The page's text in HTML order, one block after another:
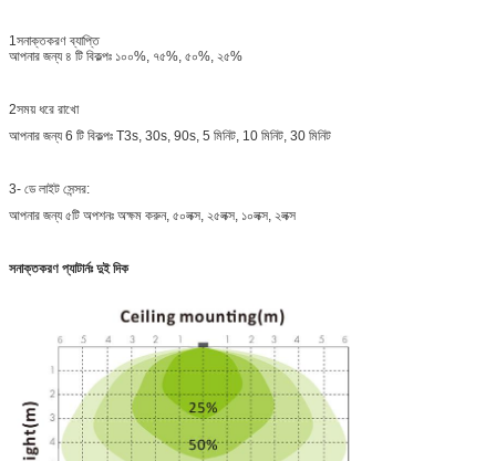
1সনাক্তকরণ ব্যাপ্তি
আপনার জন্য ৪ টি বিকল্পঃ ১০০%, ৭৫%, ৫০%, ২৫%
2সময় ধরে রাখো
আপনার জন্য 6 টি বিকল্পঃ T3s, 30s, 90s, 5 মিনিট, 10 মিনিট, 30 মিনিট
3- ডে লাইট সেন্সর:
আপনার জন্য ৫টি অপশনঃ অক্ষম করুন, ৫০লক্স, ২৫লক্স, ১০লক্স, ২লক্স
সনাক্তকরণ প্যাটার্নঃ দুই দিক